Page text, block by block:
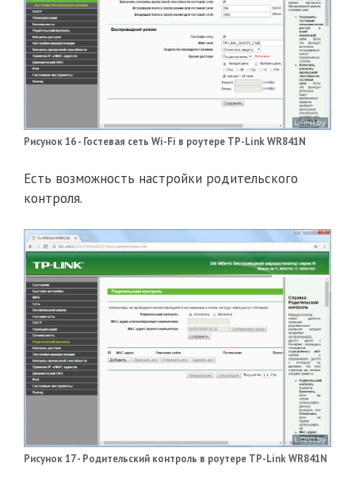
Рисунок 16 - Гостевая сеть Wi-Fi в роутере TP-Link WR841N
Есть возможность настройки родительского
контроля.
Рисунок 17 - Родительский контроль в роутере TP-Link WR841N